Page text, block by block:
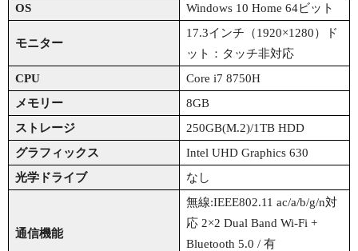
OS Windows 10 Home 64ビット
モニター
17.3インチ（1920×1280）ド
ット：タッチ非対応
CPU
Core i7 8750H
メモリー
8GB
ストレージ
250GB(M.2)/1TB HDD
グラフィックス
Intel UHD Graphics 630
光学ドライブ
なし
通信機能
無線:IEEE802.11 ac/a/b/g/n対
応 2×2 Dual Band Wi-Fi +
Bluetooth 5.0 / 有